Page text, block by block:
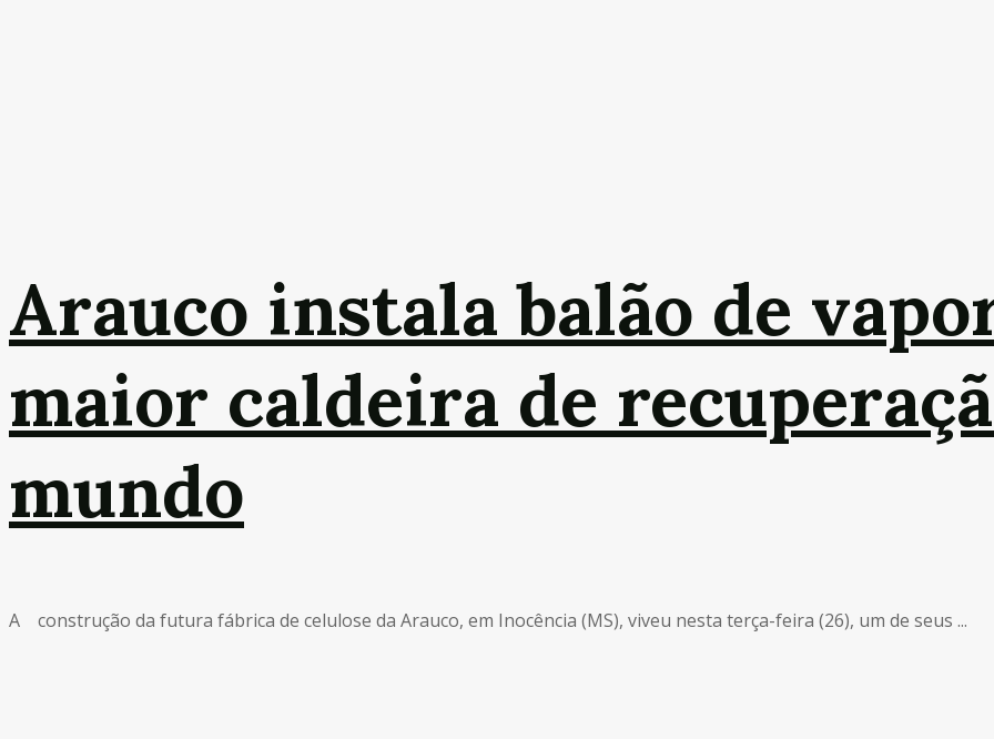
Arauco instala balão de
maior caldeira de
mundo
A construção da futura fábrica de celulose da Arauco, em Inocência (MS), viveu nesta terça-feira (26), um de seus ...